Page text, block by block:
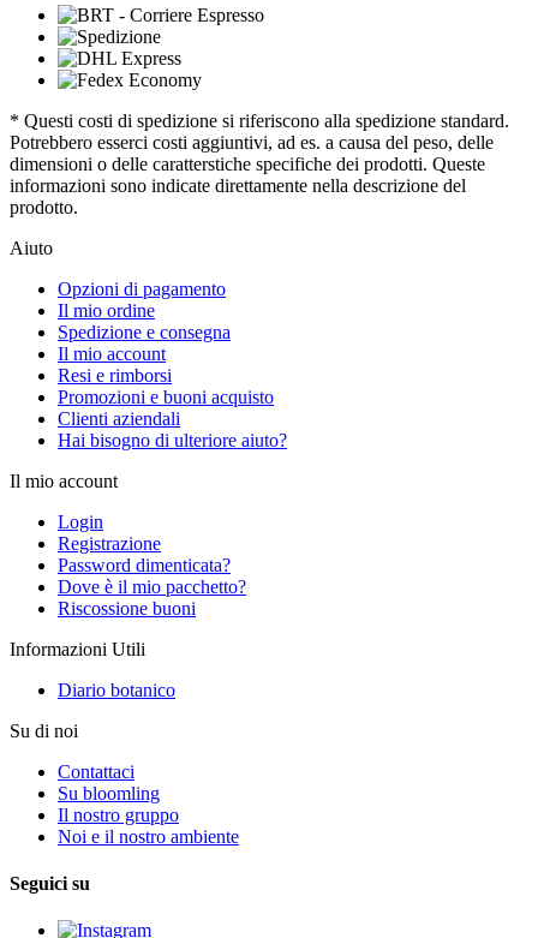
* Questi costi di spedizione si riferiscono alla spedizione standard.
Potrebbero esserci costi aggiuntivi, ad es. a causa del peso, delle
dimensioni o delle caratterstiche specifiche dei prodotti. Queste
informazioni sono indicate direttamente nella descrizione del
prodotto.
Aiuto
Opzioni di pagamento
Il mio ordine
Spedizione e consegna
Il mio account
Resi e rimborsi
Promozioni e buoni acquisto
Clienti aziendali
Hai bisogno di ulteriore aiuto?
Il mio account
Login
Registrazione
Password dimenticata?
Dove è il mio pacchetto?
Riscossione buoni
Informazioni Utili
Diario botanico
Su di noi
Contattaci
Su bloomling
Il nostro gruppo
Noi e il nostro ambiente
Seguici su